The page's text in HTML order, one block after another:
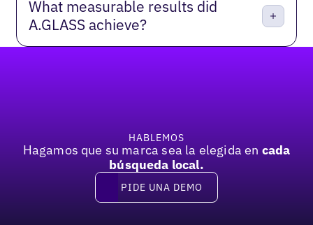
What measurable results did
A.GLASS achieve?
HABLEMOS
Hagamos que su marca sea la elegida en cada
búsqueda local.
Pide una demo
PIDE UNA DEMO